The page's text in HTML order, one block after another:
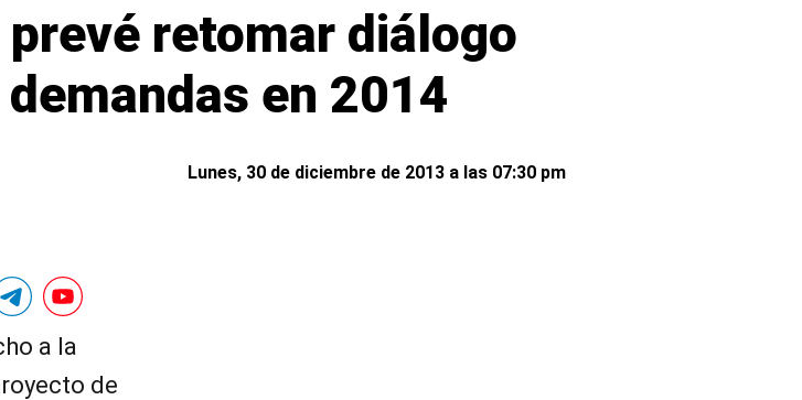
retomar diálogo
en 2014
Lunes, 30 de diciembre de 2013 a las 07:30 pm
a la
de